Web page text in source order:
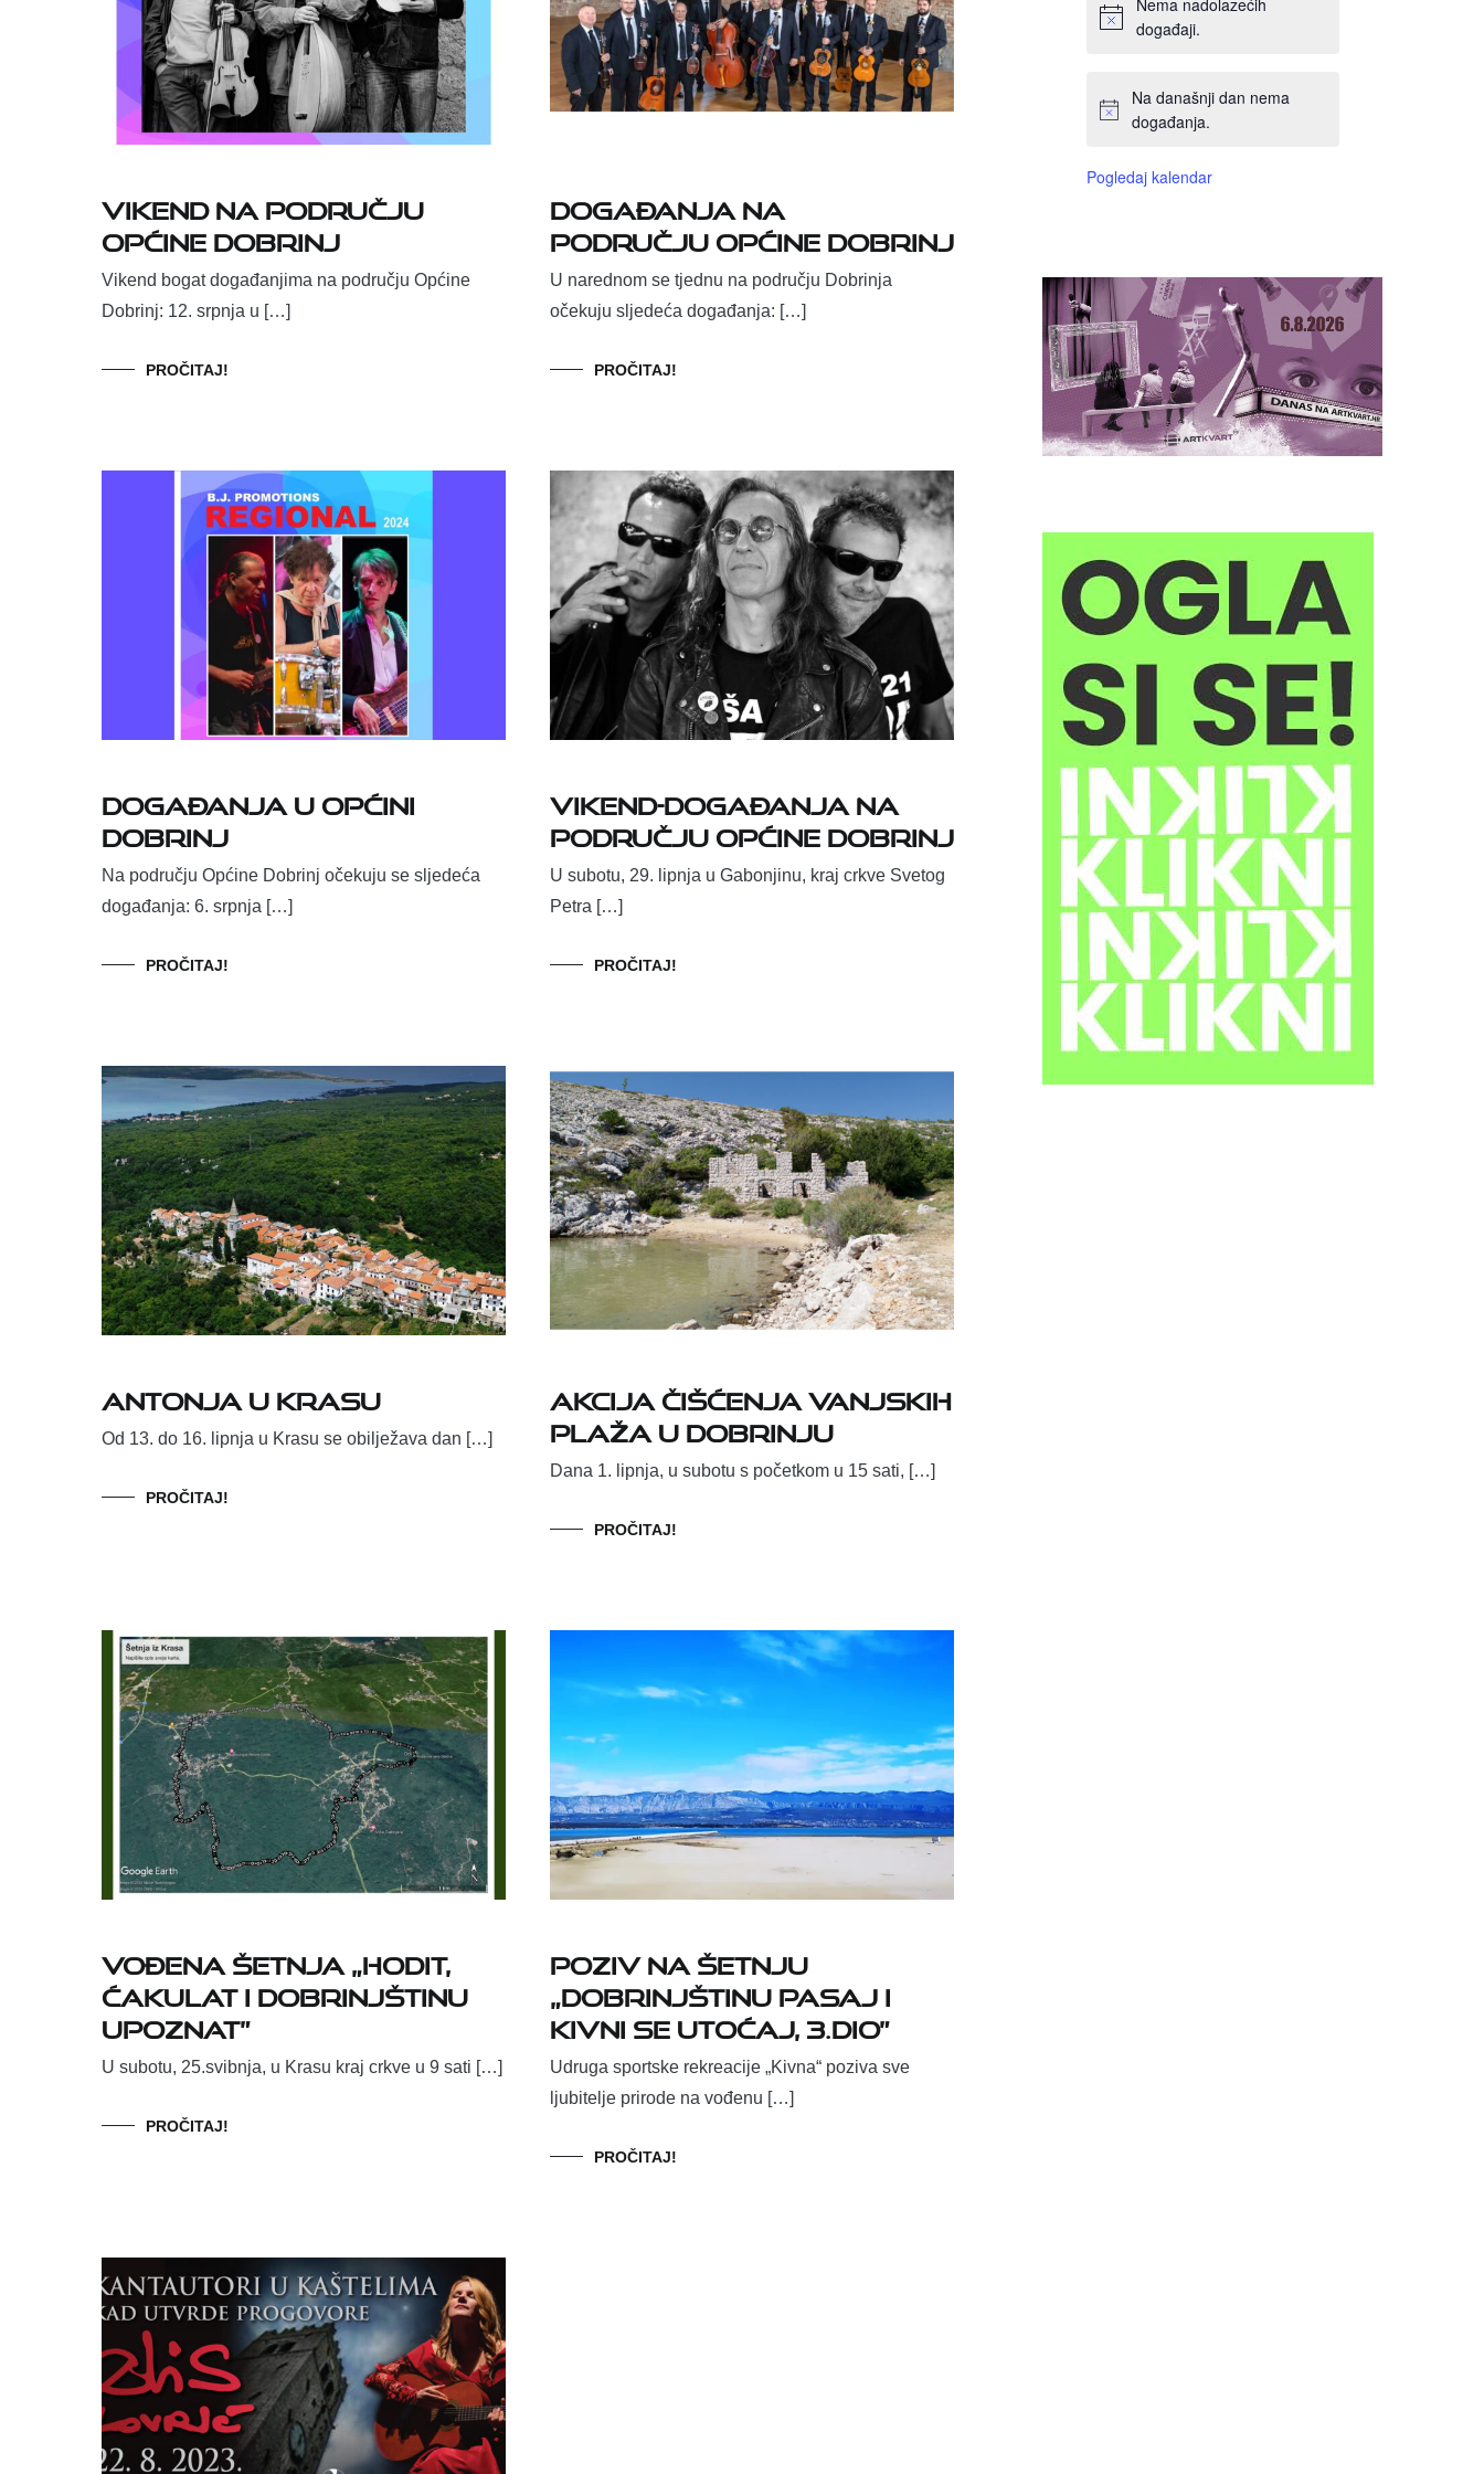
Vikend na području
Općine Dobrinj
Vikend bogat događanjima na području Općine
Dobrinj: 12. srpnja u […]
PROČITAJ!
Događanja na
području općine Dobrinj
U narednom se tjednu na području Dobrinja
očekuju sljedeća događanja: […]
PROČITAJ!
Događanja u Općini
Dobrinj
Na području Općine Dobrinj očekuju se sljedeća
događanja: 6. srpnja […]
PROČITAJ!
Vikend-događanja na
području Općine Dobrinj
U subotu, 29. lipnja u Gabonjinu, kraj crkve Svetog
Petra […]
PROČITAJ!
ANTONJA U KRASU
Od 13. do 16. lipnja u Krasu se obilježava dan […]
PROČITAJ!
Akcija čišćenja vanjskih
plaža u Dobrinju
Dana 1. lipnja, u subotu s početkom u 15 sati, […]
PROČITAJ!
Vođena šetnja „Hodit,
ćakulat i Dobrinjštinu
upoznat”
U subotu, 25.svibnja, u Krasu kraj crkve u 9 sati […]
PROČITAJ!
Poziv na šetnju
„Dobrinjštinu pasaj i
Kivni se utoćaj, 3.dio”
Udruga sportske rekreacije „Kivna“ poziva sve
ljubitelje prirode na vođenu […]
PROČITAJ!
Nema nadolazećih
događaji.
Na današnji dan nema
događanja.
Pogledaj kalendar